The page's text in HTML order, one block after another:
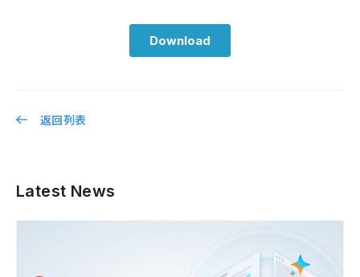
返回列表
Latest News